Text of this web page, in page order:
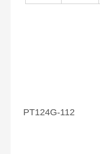
PT124G-112